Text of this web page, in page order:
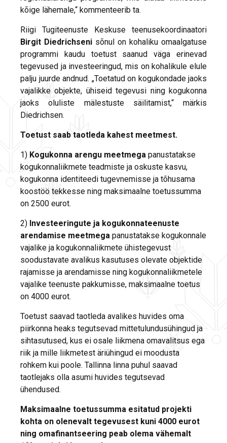
kõige lähemale,“ kommenteerib ta.
Riigi Tugiteenuste Keskuse teenusekoordinaatori
Birgit Diedrichseni sõnul on kohaliku omaalgatuse
programmi kaudu toetust saanud väga erinevad
tegevused ja investeeringud, mis on kohalikule elule
palju juurde andnud. „Toetatud on kogukondade jaoks
vajalikke objekte, ühiseid tegevusi ning kogukonna
jaoks oluliste mälestuste säilitamist,“ märkis
Diedrichsen.
Toetust saab taotleda kahest meetmest.
1) Kogukonna arengu meetmega panustatakse
kogukonnaliikmete teadmiste ja oskuste kasvu,
kogukonna identiteedi tugevnemisse ja tõhusama
koostöö tekkesse ning maksimaalne toetussumma
on 2500 eurot.
2) Investeeringute ja kogukonnateenuste
arendamise meetmega panustatakse kogukonnale
vajalike ja kogukonnaliikmete ühistegevust
soodustavate avalikus kasutuses olevate objektide
rajamisse ja arendamisse ning kogukonnaliikmetele
vajalike teenuste pakkumisse, maksimaalne toetus
on 4000 eurot.
Toetust saavad taotleda avalikes huvides oma
piirkonna heaks tegutsevad mittetulundusühingud ja
sihtasutused, kus ei osale liikmena omavalitsus ega
riik ja mille liikmetest äriühingud ei moodusta
rohkem kui poole. Tallinna linna puhul saavad
taotlejaks olla asumi huvides tegutsevad
ühendused.
Maksimaalne toetussumma esitatud projekti
kohta on olenevalt tegevusest kuni 4000 eurot
ning omafinantseering peab olema vähemalt